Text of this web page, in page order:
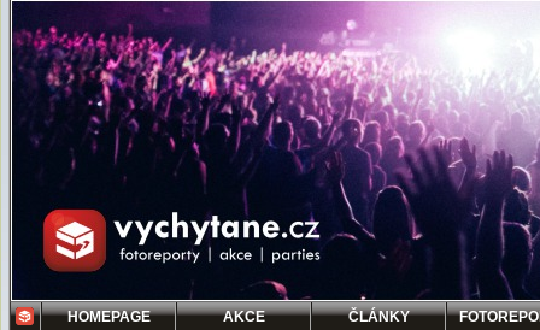
HOMEPAGE AKCE ČLÁNKY